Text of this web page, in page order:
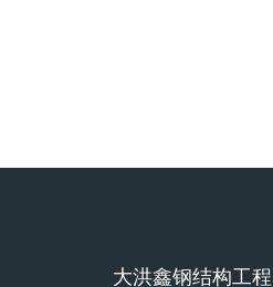
大洪鑫钢结构工程